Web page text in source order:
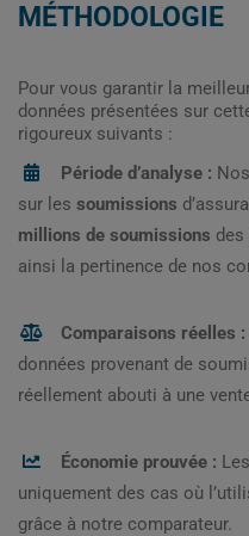
MÉTHODOLOGIE
Pour vous garantir la
données présentées sur
rigoureux suivants :
Période d’analyse :
sur les soumissions
millions de soumissions
ainsi la pertinence de nos
Comparaisons réelles :
données provenant de
réellement abouti à une
Économie prouvée :
uniquement des cas où
grâce à notre comparateur.